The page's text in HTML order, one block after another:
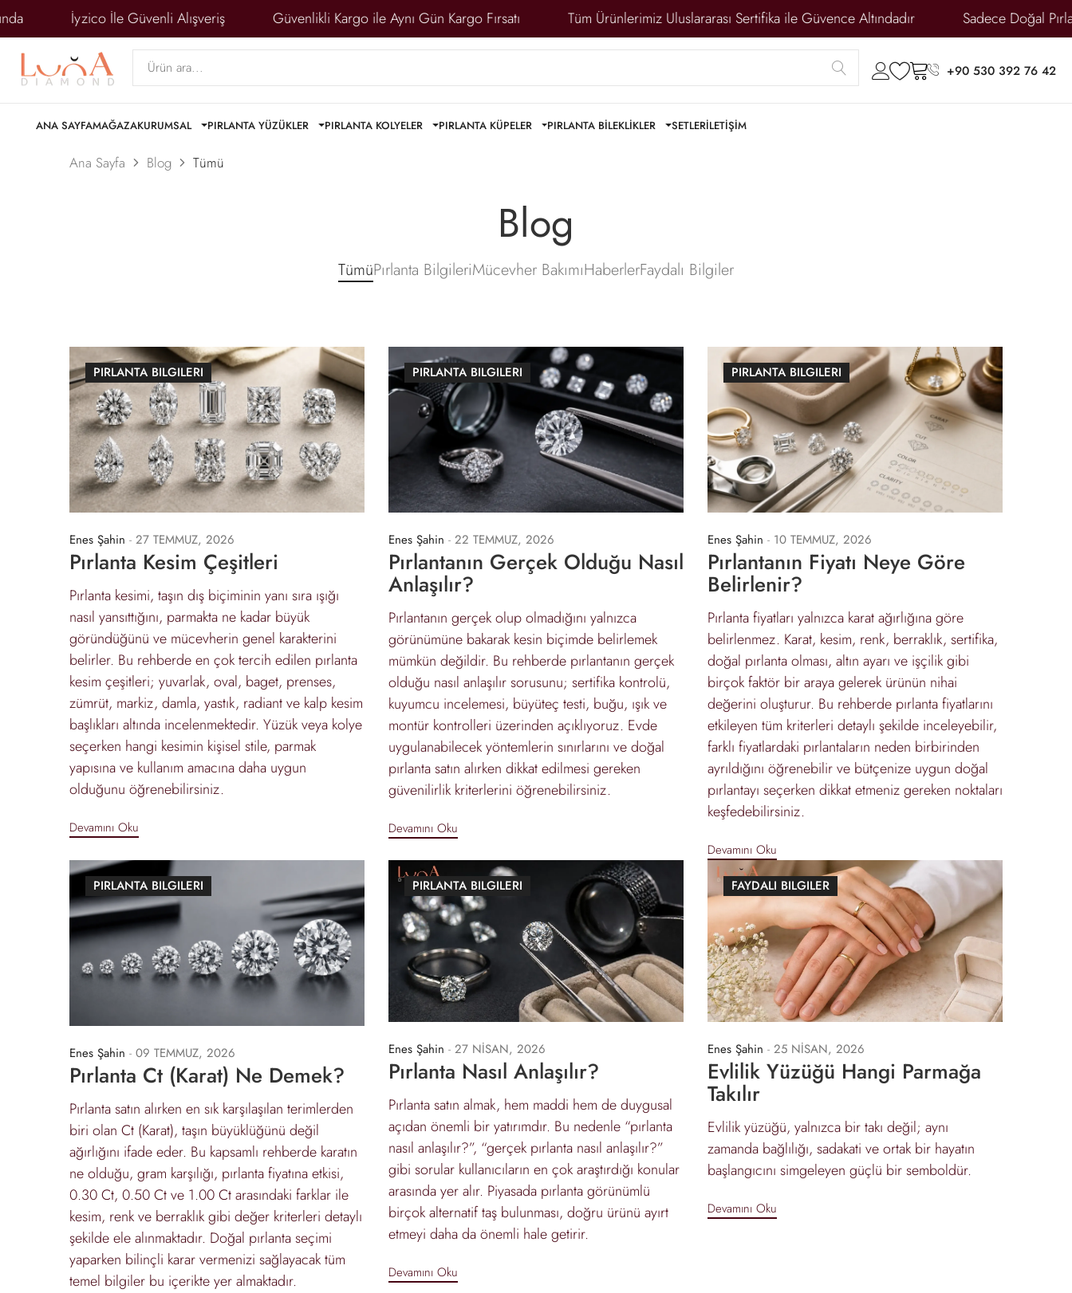
İyzico İle Güvenli Alışveriş Güvenlikli Kargo ile Aynı Gün Kargo Fırsatı Tüm Ürünlerimiz Uluslararası Sertifika ile Güvence Altındadır Sadece Doğal Pırlanta
submit account
wishlist
cart+90 530 392 76 42
ANA SAYFAMAĞAZAKURUMSAL PIRLANTA YÜZÜKLER PIRLANTA KOLYELER PIRLANTA KÜPELER PIRLANTA BİLEKLİKLER SETLERİLETİŞİM
Ana Sayfa Blog Tümü
Blog
TümüPırlanta BilgileriMücevher BakımıHaberlerFaydalı Bilgiler
PIRLANTA BILGILERI
Enes Şahin - 27 TEMMUZ, 2026
Pırlanta Kesim Çeşitleri
Pırlanta kesimi, taşın dış biçiminin yanı sıra ışığı
nasıl yansıttığını, parmakta ne kadar büyük
göründüğünü ve mücevherin genel karakterini
belirler. Bu rehberde en çok tercih edilen pırlanta
kesim çeşitleri; yuvarlak, oval, baget, prenses,
zümrüt, markiz, damla, yastık, radiant ve kalp kesim
başlıkları altında incelenmektedir. Yüzük veya kolye
seçerken hangi kesimin kişisel stile, parmak
yapısına ve kullanım amacına daha uygun
olduğunu öğrenebilirsiniz.
Devamını Oku
PIRLANTA BILGILERI
Enes Şahin - 22 TEMMUZ, 2026
Pırlantanın Gerçek Olduğu Nasıl
Anlaşılır?
Pırlantanın gerçek olup olmadığını yalnızca
görünümüne bakarak kesin biçimde belirlemek
mümkün değildir. Bu rehberde pırlantanın gerçek
olduğu nasıl anlaşılır sorusunu; sertifika kontrolü,
kuyumcu incelemesi, büyüteç testi, buğu, ışık ve
montür kontrolleri üzerinden açıklıyoruz. Evde
uygulanabilecek yöntemlerin sınırlarını ve doğal
pırlanta satın alırken dikkat edilmesi gereken
güvenilirlik kriterlerini öğrenebilirsiniz.
Devamını Oku
PIRLANTA BILGILERI
Enes Şahin - 10 TEMMUZ, 2026
Pırlantanın Fiyatı Neye Göre
Belirlenir?
Pırlanta fiyatları yalnızca karat ağırlığına göre
belirlenmez. Karat, kesim, renk, berraklık, sertifika,
doğal pırlanta olması, altın ayarı ve işçilik gibi
birçok faktör bir araya gelerek ürünün nihai
değerini oluşturur. Bu rehberde pırlanta fiyatlarını
etkileyen tüm kriterleri detaylı şekilde inceleyebilir,
farklı fiyatlardaki pırlantaların neden birbirinden
ayrıldığını öğrenebilir ve bütçenize uygun doğal
pırlantayı seçerken dikkat etmeniz gereken noktaları
keşfedebilirsiniz.
Devamını Oku
PIRLANTA BILGILERI
Enes Şahin - 09 TEMMUZ, 2026
Pırlanta Ct (Karat) Ne Demek?
Pırlanta satın alırken en sık karşılaşılan terimlerden
biri olan Ct (Karat), taşın büyüklüğünü değil
ağırlığını ifade eder. Bu kapsamlı rehberde karatın
ne olduğu, gram karşılığı, pırlanta fiyatına etkisi,
0.30 Ct, 0.50 Ct ve 1.00 Ct arasındaki farklar ile
kesim, renk ve berraklık gibi değer kriterleri detaylı
şekilde ele alınmaktadır. Doğal pırlanta seçimi
yaparken bilinçli karar vermenizi sağlayacak tüm
temel bilgiler bu içerikte yer almaktadır.
PIRLANTA BILGILERI
Enes Şahin - 27 NİSAN, 2026
Pırlanta Nasıl Anlaşılır?
Pırlanta satın almak, hem maddi hem de duygusal
açıdan önemli bir yatırımdır. Bu nedenle “pırlanta
nasıl anlaşılır?”, “gerçek pırlanta nasıl anlaşılır?”
gibi sorular kullanıcıların en çok araştırdığı konular
arasında yer alır. Piyasada pırlanta görünümlü
birçok alternatif taş bulunması, doğru ürünü ayırt
etmeyi daha da önemli hale getirir.
Devamını Oku
FAYDALI BILGILER
Enes Şahin - 25 NİSAN, 2026
Evlilik Yüzüğü Hangi Parmağa
Takılır
Evlilik yüzüğü, yalnızca bir takı değil; aynı
zamanda bağlılığı, sadakati ve ortak bir hayatın
başlangıcını simgeleyen güçlü bir semboldür.
Devamını Oku